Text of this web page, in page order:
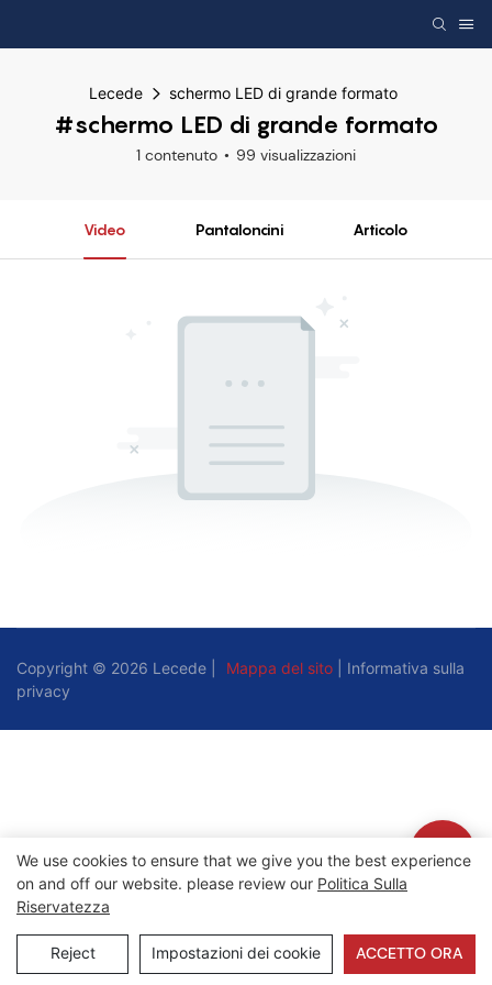
Lecede schermo LED di grande formato
#schermo LED di grande formato
1 contenuto 99 visualizzazioni
Video Pantaloncini Articolo
Copyright © 2026 Lecede | Mappa del sito
Informativa sulla
privacy
We use cookies to ensure that we give you the best experience
on and off our website. please review our Politica Sulla
Riservatezza
Reject Impostazioni dei cookie ACCETTO ORA